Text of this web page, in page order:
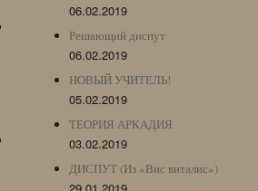
06.02.2019
Решающий диспут
06.02.2019
НОВЫЙ УЧИТЕЛЬ!
05.02.2019
ТЕОРИЯ АРКАДИЯ
03.02.2019
ДИСПУТ (Из «Вис виталис»)